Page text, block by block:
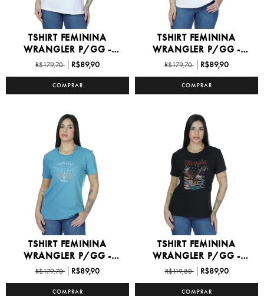
TSHIRT FEMININA
WRANGLER P/GG -
WF5753
R$179,70 R$89,90
COMPRAR
TSHIRT FEMININA
WRANGLER P/GG -
WF5752
R$179,70 R$89,90
COMPRAR
TSHIRT FEMININA
WRANGLER P/GG -
WF5749
R$179,70 R$89,90
COMPRAR
TSHIRT FEMININA
WRANGLER P/GG -
WF5745
R$119,80 R$89,90
COMPRAR